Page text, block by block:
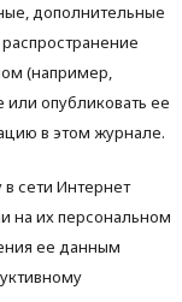
дополнительные
(например,
опубликовать ее
в этом журнале.
сети Интернет
на их персональном
ее данным